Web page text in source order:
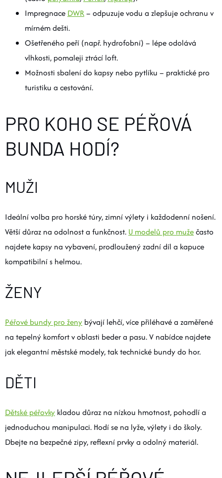
Impregnace DWR– odpuzuje vodu a zlepšuje ochranu v
mírném dešti.
Ošetřeného peří (např. hydrofobní) – lépe odolává
vlhkosti, pomaleji ztrácí loft.
Možnosti sbalení do kapsy nebo pytlíku – praktické pro
turistiku a cestování.
PRO KOHO SE PÉŘOVÁ
BUNDA HODÍ?
MUŽI
Ideální volba pro horské túry, zimní výlety i každodenní nošení.
Větší důraz na odolnost a funkčnost. U modelů pro mužečasto
najdete kapsy na vybavení, prodloužený zadní díl a kapuce
kompatibilní s helmou.
ŽENY
Péřové bundy pro ženy bývají lehčí, více přiléhavé a zaměřené
na tepelný komfort v oblasti beder a pasu. V nabídce najdete
jak elegantní městské modely, tak technické bundy do hor.
DĚTI
Dětské péřovky kladou důraz na nízkou hmotnost, pohodlí a
jednoduchou manipulaci. Hodí se na lyže, výlety i do školy.
Dbejte na bezpečné zipy, reflexní prvky a odolný materiál.